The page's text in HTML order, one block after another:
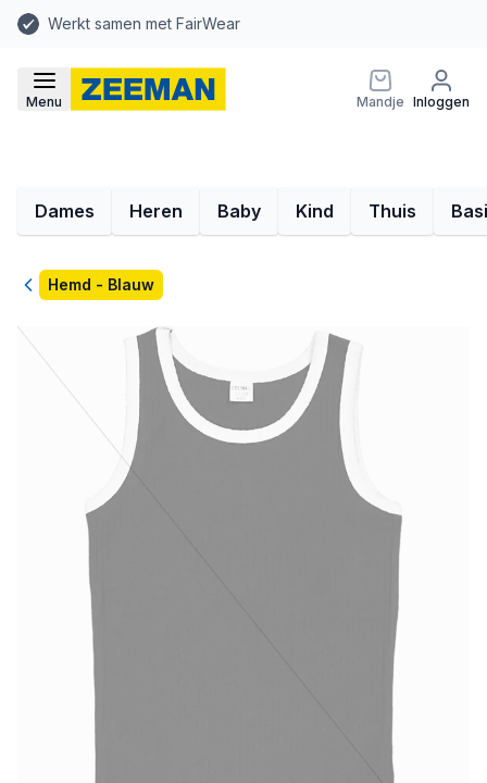
Werkt samen met FairWear
Menu Mandje Inloggen
Dames Heren Baby Kind Thuis
TerugHemd - Blauw